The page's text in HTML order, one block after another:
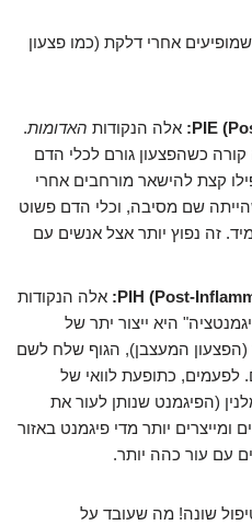
אחרי דלקת (כמו פצעון
PIE אלה הנקודות האדומות.
כשהפצעון גורם לכלי הדם
קצת להישאר מורחבים אחרי
שם מסיבה, וכלי הדם פשוט
זה נפוץ יותר אצל אנשים עם
PIH (Post- אלה הנקודות
היא ייצור יתר של
המעצבן), הגוף שלח לשם
לפעמים, כתופעת לוואי של
(הפיגמנט שנותן לעור את
יותר מדי פיגמנט באזור
עם עור כהה יותר.
שונה! מה שעובד על